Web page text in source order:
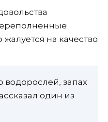
жалуется на качество
водорослей, запах
один из